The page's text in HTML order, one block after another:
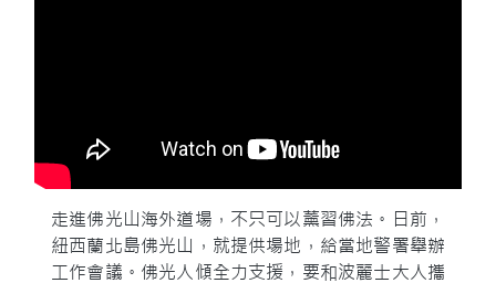
走進佛光山海外道場，不只可以薰習佛法。日前，
紐西蘭北島佛光山，就提供場地，給當地警署舉辦
工作會議。佛光人傾全力支援，要和波麗士大人攜